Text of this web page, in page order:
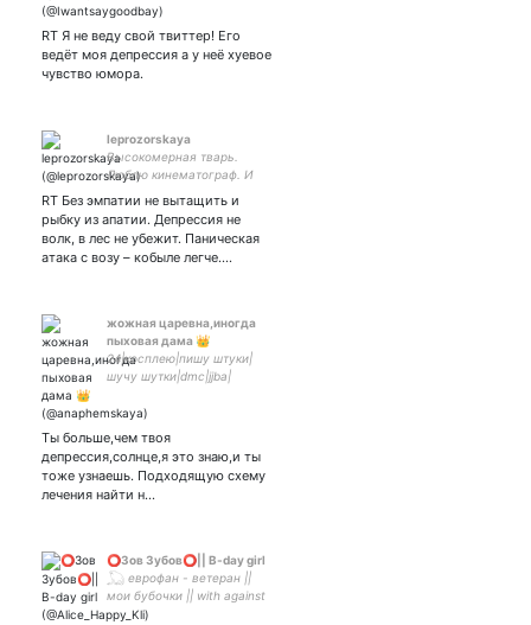
RT Я не веду свой твиттер! Его
ведёт моя депрессия а у неё хуевое
чувство юмора.
leprozorskaya
Высокомерная тварь.
Люблю кинематограф. И
RT Без эмпатии не вытащить и
рыбку из апатии. Депрессия не
волк, в лес не убежит. Паническая
атака с возу – кобыле легче.…
жожная царевна,иногда
пыховая дама 👑
24|косплею|пишу штуки|
шучу шутки|dmc|jjba|
💖💖💖 горяча как жженый
Ты больше,чем твоя
депрессия,солнце,я это знаю,и ты
тоже узнаешь. Подходящую схему
лечения найти н…
⭕️Зов Зубов⭕️|| B-day girl
𓆏 еврофан - ветеран ||
мои бубочки || with against
capitalism || F1